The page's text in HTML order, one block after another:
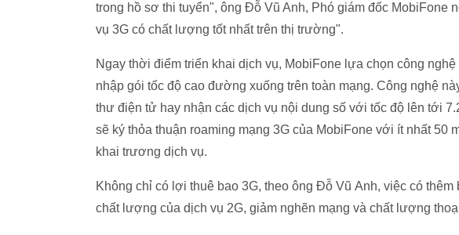
trong hồ sơ thi tuyển", ông Đỗ Vũ Anh, Phó giám đốc MobiFone
vụ 3G có chất lượng tốt nhất trên thị trường".
Ngay thời điểm triển khai dịch vụ, MobiFone lựa chọn công
nhập gói tốc độ cao đường xuống trên toàn mạng. Công nghệ
thư điện tử hay nhận các dịch vụ nội dung số với tốc độ lên tới
sẽ ký thỏa thuận roaming mạng 3G của MobiFone với ít nhất 50
khai trương dịch vụ.
Không chỉ có lợi thuê bao 3G, theo ông Đỗ Vũ Anh, việc có
chất lượng của dịch vụ 2G, giảm nghẽn mạng và chất lượng